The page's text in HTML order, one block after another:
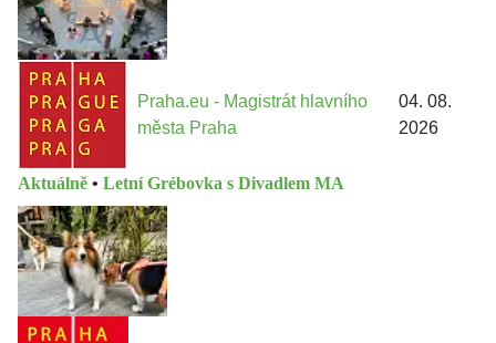
Praha.eu - Magistrát hlavního
města Praha
04. 08.
2026
Aktuálně • Letní Grébovka s Divadlem MA